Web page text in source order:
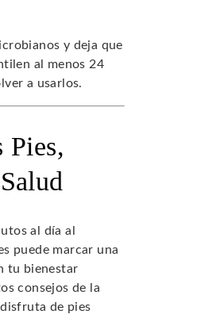
y deja que
al menos 24
a usarlos.
Pies,
al día al
puede marcar una
tu bienestar
consejos de la
de pies